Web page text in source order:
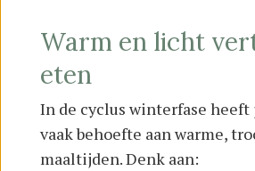
Warm en licht
eten
In de cyclus winterfase
vaak behoefte aan warme,
maaltijden. Denk aan: